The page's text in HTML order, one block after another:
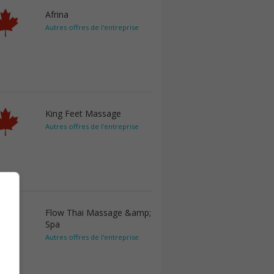
Afrina
Autres offres de l'entreprise
King Feet Massage
Autres offres de l'entreprise
Flow Thai Massage &amp;
Spa
Autres offres de l'entreprise